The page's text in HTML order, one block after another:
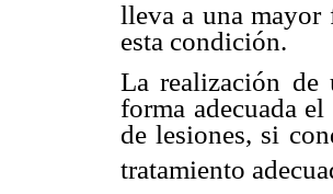
lleva a una mayor
esta condición.
La realización de
forma adecuada
de lesiones, si
tratamiento